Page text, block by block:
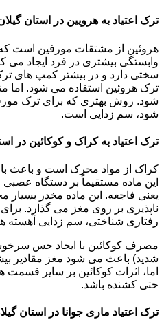
ترک اعتیاد به هرویین در استان
هروئین از مشتقات مورفین است
وابستگی بیشتری در فرد ایجاد می
سختی دارد و در بیشتر کمپ های
ترک هروئین استفاده می شود. اما
شود. روش بهتری که برای ترک
شود، سم زدایی است.
ترک اعتیاد به کراک و کوکائین در
کراک از مواد محرک است و باعث
این ماده مستقیماً بر دستگاه
یعنی فاجعه. این ماده مخدر
ناپذیری بر روی مغز می گذارد.
رفتاری شناختی، سم زدایی آهسته
مصرف کوکائین با ایجاد حس
شدید) باعث می شود مغز مقادیر
اما، اثرات کوکائین بر سایر قسمت
حتی کشنده باشد.
ترک اعتیاد ماری جوانا در استان